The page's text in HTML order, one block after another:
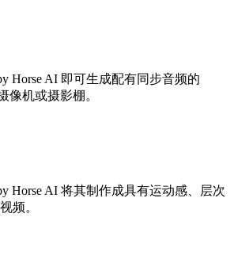
Horse AI 即可生成配有同步音频的
机或摄影棚。
Horse AI 将其制作成具有运动感、层次
频。